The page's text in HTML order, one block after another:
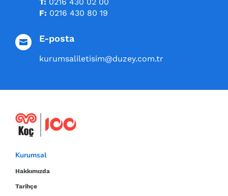
F: 0216 430 80 19
 E-posta
kurumsaliletisim@duzey.com.tr
Kurumsal
Hakkımızda
Tarihçe